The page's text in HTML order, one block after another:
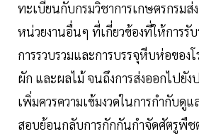
ทะเบียนกับกรมวิชาการเกษตรกรมส่
หน่วยงานอื่นๆ ที่เกี่ยวข้องที่ให้การรั
การรวบรวมและการบรรจุหีบห่อของ
ผัก และผลไม้ จนถึงการส่งออกไปยัง
เพิ่มควรความเข้มงวดในการกำกับดูแ
สอบย้อนกลับการกักกันกำจัดศัตรูพืช